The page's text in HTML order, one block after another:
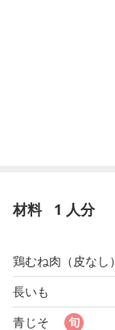
材料 1 人分
鶏むね肉（皮なし）
長いも
青じそ